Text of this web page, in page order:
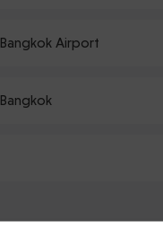
Bangkok Airport
Bangkok